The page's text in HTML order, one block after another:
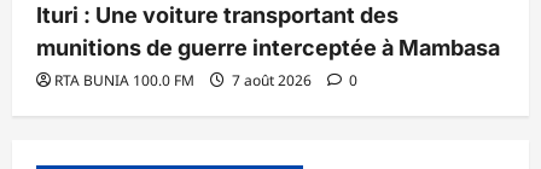
Ituri : Une voiture transportant des
munitions de guerre interceptée à Mambasa
RTA BUNIA 100.0 FM 7 août 2026 0